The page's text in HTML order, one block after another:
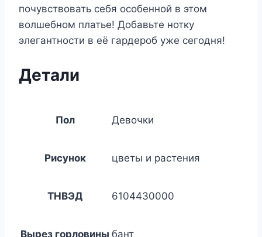
почувствовать себя особенной в этом
волшебном платье! Добавьте нотку
элегантности в её гардероб уже сегодня!
Детали
Пол Девочки
Рисунок цветы и растения
ТНВЭД 6104430000
Вырез горловины бант